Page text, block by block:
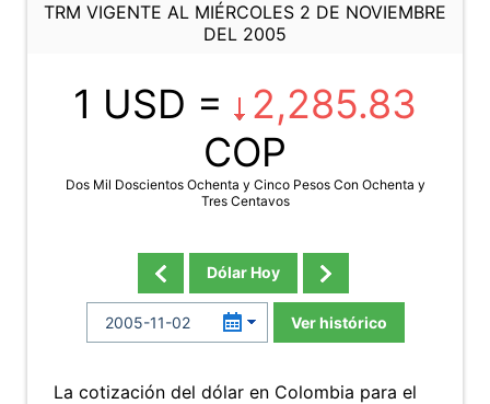
TRM VIGENTE AL MIÉRCOLES 2 DE NOVIEMBRE
DEL 2005
1 USD =
2,285.83
COP
Dos Mil Doscientos Ochenta y Cinco Pesos Con Ochenta y
Tres Centavos
Dólar Hoy
Ver histórico
La cotización del dólar en Colombia para el